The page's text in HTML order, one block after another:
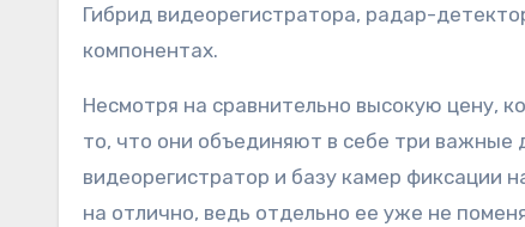
Гибрид видеорегистратора, радар-
компонентах.
Несмотря на сравнительно высокую цену,
то, что они объединяют в себе три важные
видеорегистратор и базу камер фиксации
на отлично, ведь отдельно ее уже не